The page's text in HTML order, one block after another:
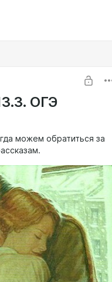
ОГЭ
можем обратиться за